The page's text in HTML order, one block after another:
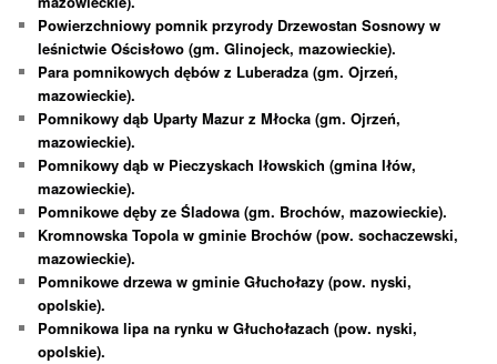
Powierzchniowy pomnik przyrody Drzewostan Sosnowy w
leśnictwie Ościsłowo (gm. Glinojeck, mazowieckie).
Para pomnikowych dębów z Luberadza (gm. Ojrzeń,
mazowieckie).
Pomnikowy dąb Uparty Mazur z Młocka (gm. Ojrzeń,
mazowieckie).
Pomnikowy dąb w Pieczyskach Iłowskich (gmina Iłów,
mazowieckie).
Pomnikowe dęby ze Śladowa (gm. Brochów, mazowieckie).
Kromnowska Topola w gminie Brochów (pow. sochaczewski,
mazowieckie).
Pomnikowe drzewa w gminie Głuchołazy (pow. nyski,
opolskie).
Pomnikowa lipa na rynku w Głuchołazach (pow. nyski,
opolskie).